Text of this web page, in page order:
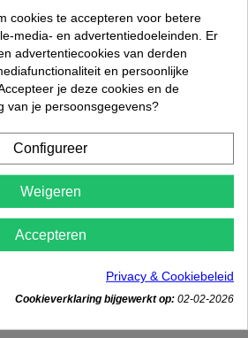
review(s)

cookies te accepteren voor betere
media- en advertentiedoeleinden. Er
advertentiecookies van derden
en persoonlijke
je deze cookies en de
van je persoonsgegevens?
Configureer
Weigeren
Accepteren
Privacy & Cookiebeleid
Cookieverklaring bijgewerkt op: 02-02-2026